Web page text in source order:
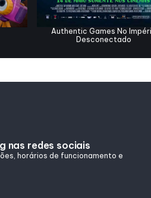
Authentic Games No
Desconectado
nas redes sociais
horários de funcionamento e